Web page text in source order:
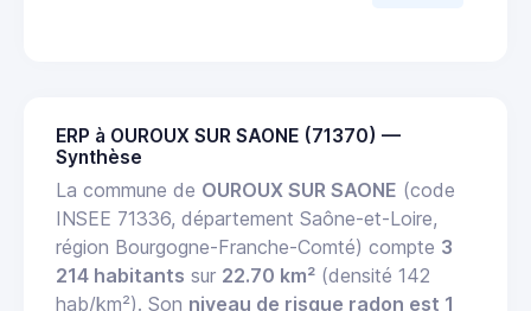
ERP à OUROUX SUR SAONE (71370) —
Synthèse
La commune de OUROUX SUR SAONE (code
INSEE 71336, département Saône-et-Loire,
région Bourgogne-Franche-Comté) compte 3
214 habitants sur 22.70 km² (densité 142
hab/km²). Son niveau de risque radon est 1